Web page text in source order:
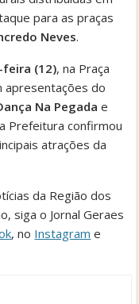
para as praças
Neves.
(12), na Praça
apresentações do
Na Pegada e
Prefeitura confirmou
atrações da
da Região dos
siga o Jornal Geraes
, no Instagram e